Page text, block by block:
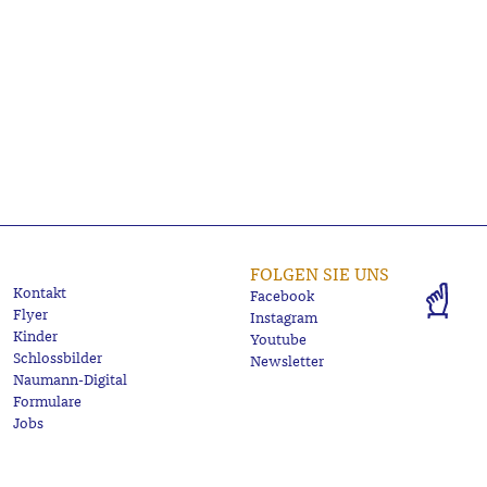
Kontakt
Flyer
Kinder
Schlossbilder
Naumann-Digital
Formulare
Jobs
FOLGEN SIE UNS
Facebook
Instagram
Youtube
Newsletter